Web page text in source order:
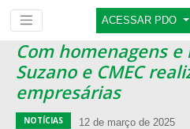
ACESSAR PDO
Com homenagens
Suzano e CMEC
empresárias
NOTÍCIAS 12 de março de 2025